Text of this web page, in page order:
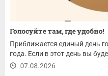
Голосуйте там, где удобно!
Приближается единый день
года. Если в этот день вы
07.08.2026